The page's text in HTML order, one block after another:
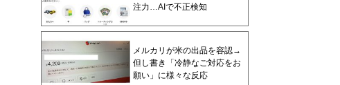
注力…AIで不正検知
メルカリが米の出品を容認→
但し書き「冷静なご対応をお
願い」に様々な反応